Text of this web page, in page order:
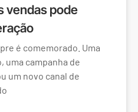
vendas pode
é comemorado. Uma
uma campanha de
um novo canal de